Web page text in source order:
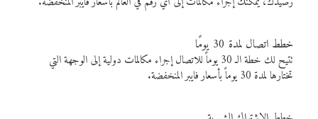
خطط اتصال لمدة 30 يومًا
تتيح لك خطة الـ 30 يوماً للاتصال إجراء مكالمات دولية إلى الوجهة التي
تختارها لمدة 30 يوماً بأسعار فايبر المنخفضة.